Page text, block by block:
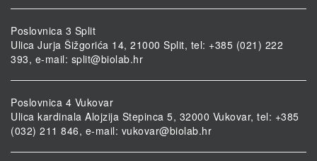
Poslovnica 3 Split
Ulica Jurja Šižgorića 14, 21000 Split, tel: +385 (021) 222
393, e-mail: split@biolab.hr
Poslovnica 4 Vukovar
Ulica kardinala Alojzija Stepinca 5, 32000 Vukovar, tel: +385
(032) 211 846, e-mail: vukovar@biolab.hr